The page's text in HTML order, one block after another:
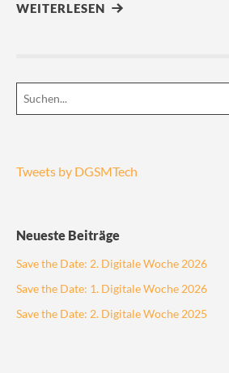
WEITERLESEN
Tweets by DGSMTech
Neueste Beiträge
Save the Date: 2. Digitale Woche 2026
Save the Date: 1. Digitale Woche 2026
Save the Date: 2. Digitale Woche 2025